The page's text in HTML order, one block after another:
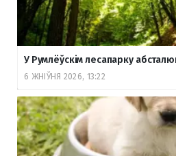
У Румлёўскім лесапарку
6 ЖНІЎНЯ 2026, 13:22